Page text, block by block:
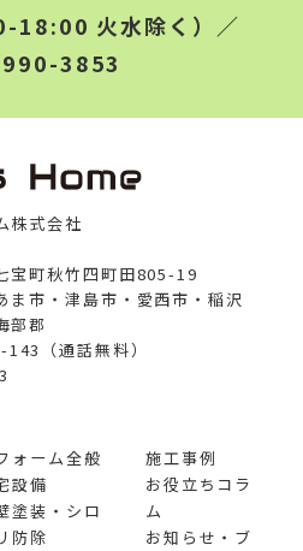
18:00 火水除く）／
3853
株式会社
宝町秋竹四町田805-19
ま市・津島市・愛西市・稲沢
部郡
（通話無料）
ォーム全般
設備
塗装・シロ
防除
施工事例
お役立ちコラ
ム
お知らせ・ブ